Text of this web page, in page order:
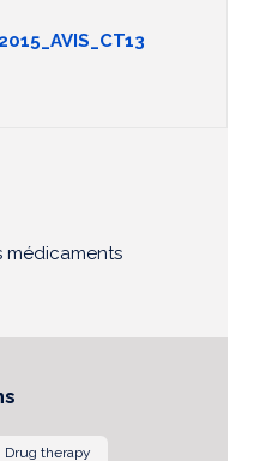
médicaments
Drug therapy